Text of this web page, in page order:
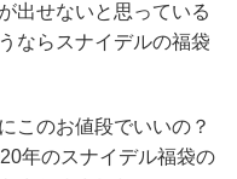
出せないと思っている
ならスナイデルの福袋
このお値段でいいの？
年のスナイデル福袋の